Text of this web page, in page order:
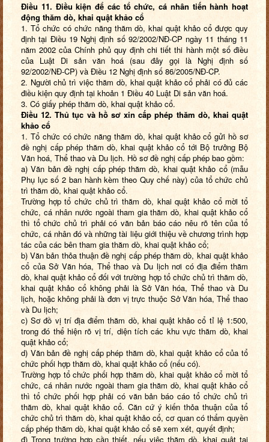
Điều 11. Điều kiện để các tổ chức, cá nhân tiến hành hoạt
động thăm dò, khai quật khảo cổ
1. Tổ chức có chức năng thăm dò, khai quật khảo cổ được quy
định tại Điều 19 Nghị định số 92/2002/NĐ-CP ngày 11 tháng 11
năm 2002 của Chính phủ quy định chi tiết thi hành một số điều
của Luật Di sản văn hoá (sau đây gọi là Nghị định số
92/2002/NĐ-CP) và Điều 12 Nghị định số 86/2005/NĐ-CP.
2. Người chủ trì việc thăm dò, khai quật khảo cổ phải có đủ các
điều kiện quy định tại khoản 1 Điều 40 Luật Di sản văn hoá.
3. Có giấy phép thăm dò, khai quật khảo cổ.
Điều 12. Thủ tục và hồ sơ xin cấp phép thăm dò, khai quật
khảo cổ
1. Tổ chức có chức năng thăm dò, khai quật khảo cổ gửi hồ sơ
đề nghị cấp phép thăm dò, khai quật khảo cổ tới Bộ trưởng Bộ
Văn hoá, Thể thao và Du lịch. Hồ sơ đề nghị cấp phép bao gồm:
a) Văn bản đề nghị cấp phép thăm dò, khai quật khảo cổ (mẫu
Phụ lục số 2 ban hành kèm theo Quy chế này) của tổ chức chủ
trì thăm dò, khai quật khảo cổ.
Trường hợp tổ chức chủ trì thăm dò, khai quật khảo cổ mời tổ
chức, cá nhân nước ngoài tham gia thăm dò, khai quật khảo cổ
thì tổ chức chủ trì phải có văn bản báo cáo nêu rõ tên của tổ
chức, cá nhân đó và những tài liệu giới thiệu về chương trình hợp
tác của các bên tham gia thăm dò, khai quật khảo cổ;
b) Văn bản thỏa thuận đề nghị cấp phép thăm dò, khai quật khảo
cổ của Sở Văn hóa, Thể thao và Du lịch nơi có địa điểm thăm
dò, khai quật khảo cổ đối với trường hợp tổ chức chủ trì thăm dò,
khai quật khảo cổ không phải là Sở Văn hóa, Thể thao và Du
lịch, hoặc không phải là đơn vị trực thuộc Sở Văn hóa, Thể thao
và Du lịch;
c) Sơ đồ vị trí địa điểm thăm dò, khai quật khảo cổ tỉ lệ 1:500,
trong đó thể hiện rõ vị trí, diện tích các khu vực thăm dò, khai
quật khảo cổ;
d) Văn bản đề nghị cấp phép thăm dò, khai quật khảo cổ của tổ
chức phối hợp thăm dò, khai quật khảo cổ (nếu có).
Trường hợp tổ chức phối hợp thăm dò, khai quật khảo cổ mời tổ
chức, cá nhân nước ngoài tham gia thăm dò, khai quật khảo cổ
thì tổ chức phối hợp phải có văn bản báo cáo tổ chức chủ trì
thăm dò, khai quật khảo cổ. Căn cứ ý kiến thỏa thuận của tổ
chức chủ trì thăm dò, khai quật khảo cổ, cơ quan có thẩm quyền
cấp phép thăm dò, khai quật khảo cổ sẽ xem xét, quyết định;
đ) Trong trường hợp cần thiết, nếu việc thăm dò, khai quật tại